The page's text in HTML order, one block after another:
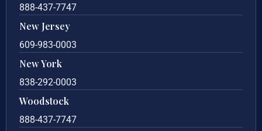
888-437-7747
New Jersey
609-983-0003
New York
838-292-0003
Woodstock
888-437-7747